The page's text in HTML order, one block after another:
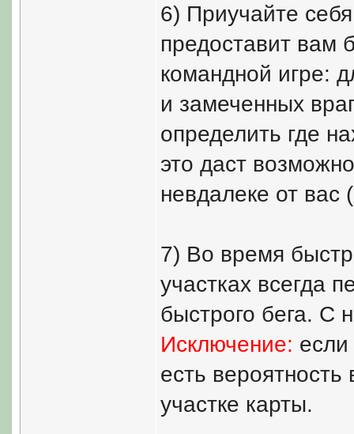
6) Приучайте
предоставит вам
командной игре:
и замеченных
определить где
это даст
невдалеке от вас
7) Во время
участках всегда
быстрого бега. С
Исключение: если
есть
участке карты.